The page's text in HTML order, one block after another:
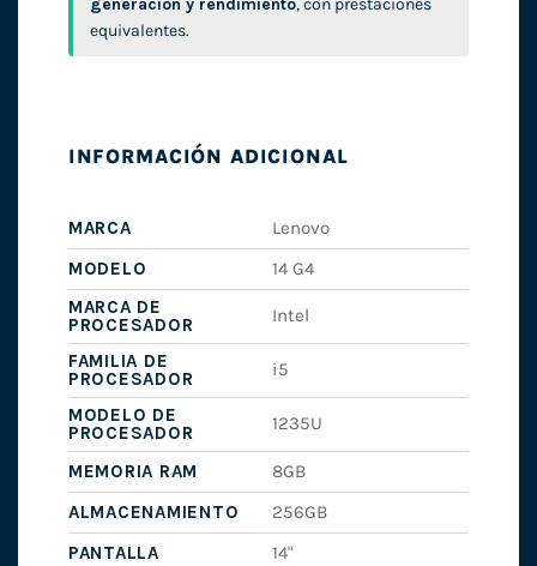
generación y rendimiento, con prestaciones
equivalentes.
INFORMACIÓN ADICIONAL
MARCA
Lenovo
MODELO
14 G4
MARCA DE
PROCESADOR
Intel
FAMILIA DE
PROCESADOR
i5
MODELO DE
PROCESADOR
1235U
MEMORIA RAM
8GB
ALMACENAMIENTO
256GB
PANTALLA
14"